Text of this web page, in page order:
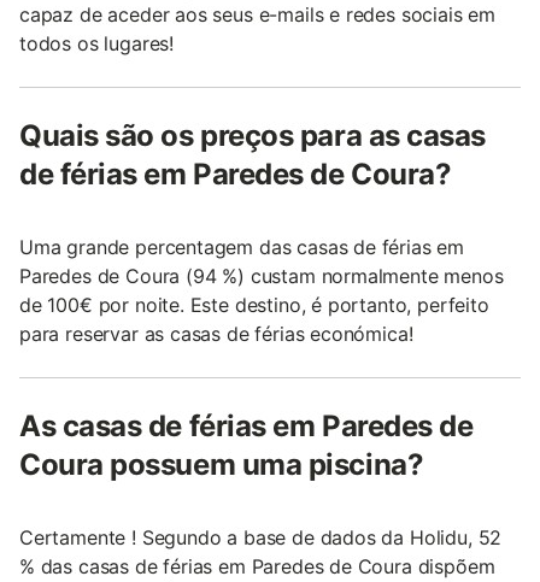
capaz de aceder aos seus e-mails e redes sociais em
todos os lugares!
Quais são os preços para as casas
de férias em Paredes de Coura?
Uma grande percentagem das casas de férias em
Paredes de Coura (94 %) custam normalmente menos
de 100€ por noite. Este destino, é portanto, perfeito
para reservar as casas de férias económica!
As casas de férias em Paredes de
Coura possuem uma piscina?
Certamente ! Segundo a base de dados da Holidu, 52
% das casas de férias em Paredes de Coura dispõem